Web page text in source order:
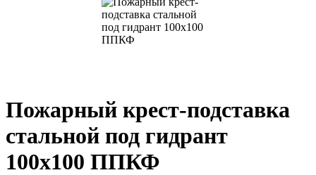
Пожарный крест-подставка
стальной под гидрант
100х100 ППКФ